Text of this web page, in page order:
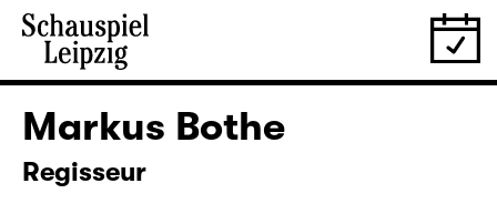
Markus Bothe
Regisseur